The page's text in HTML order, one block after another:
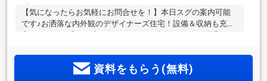
【気になったらお気軽にお問合せを！】本日スグの案内可能
です♪お洒落な内外観のデザイナーズ住宅！設備＆収納も充
資料をもらう(無料)